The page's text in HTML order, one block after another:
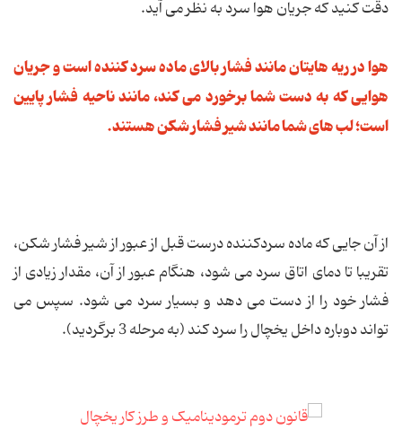
دقت کنید که جریان هوا سرد به نظر می آید.
هوا در ریه هایتان مانند فشار بالای ماده سرد کننده است و جریان
هوایی که به دست شما برخورد می کند، مانند ناحیه فشار پایین
است؛ لب های شما مانند شیر فشار شکن هستند.
از آن جایی که ماده سردکننده درست قبل از عبور از شیر فشار شکن،
تقریبا تا دمای اتاق سرد می شود، هنگام عبور از آن، مقدار زیادی از
فشار خود را از دست می دهد و بسیار سرد می شود. سپس می
تواند دوباره داخل یخچال را سرد کند (به مرحله 3 برگردید).